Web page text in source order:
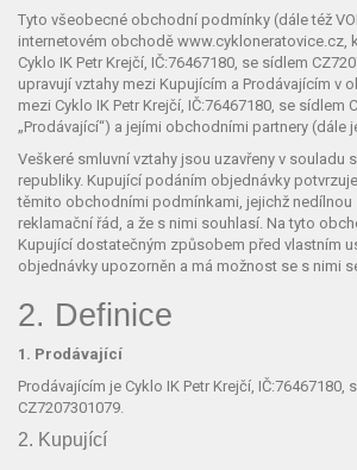
Tyto všeobecné obchodní podmínky (dále též
internetovém obchodě www.cykloneratovice.cz,
Cyklo IK Petr Krejčí, IČ:76467180, se sídlem
upravují vztahy mezi Kupujícím a Prodávajícím v
mezi Cyklo IK Petr Krejčí, IČ:76467180, se sídlem
„Prodávající“) a jejími obchodními partnery (dále
Veškeré smluvní vztahy jsou uzavřeny v souladu
republiky. Kupující podáním objednávky
těmito obchodními podmínkami, jejichž nedílnou
reklamační řád, a že s nimi souhlasí. Na tyto
Kupující dostatečným způsobem před vlastním
objednávky upozorněn a má možnost se s nimi
2. Definice
1. Prodávající
Prodávajícím je Cyklo IK Petr Krejčí, IČ:76467180,
CZ7207301079.
2. Kupující